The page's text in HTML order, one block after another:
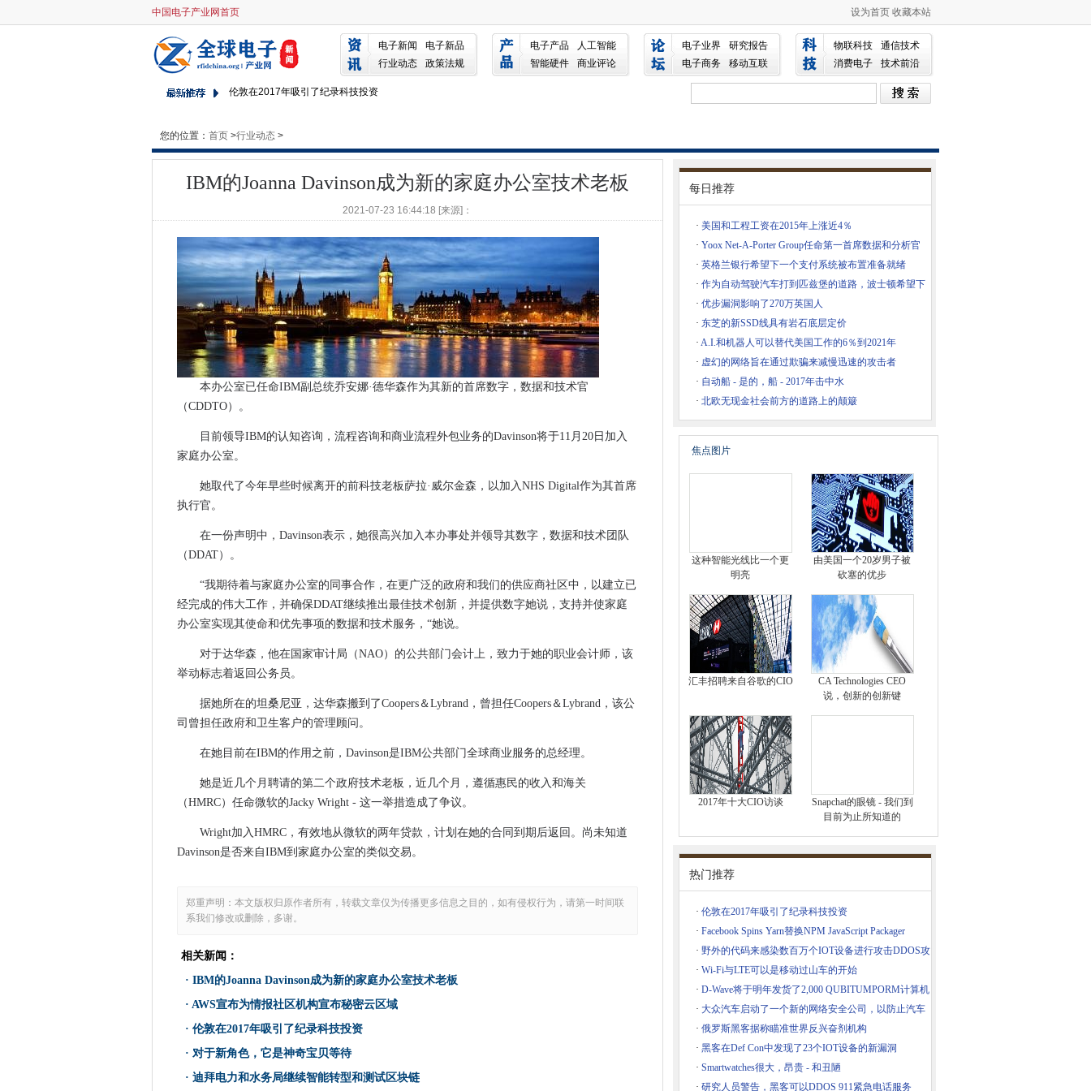
中国电子产业网首页 设为首页 收藏本站
电子新闻
电子新品
行业动态
政策法规
电子产品
人工智能
智能硬件
商业评论
电子业界
研究报告
电子商务
移动互联
物联科技
通信技术
消费电子
技术前沿
IBM的Joanna Davinson成为新的家庭办公室技术老板
这种智能光线比一个更明亮
美国和工程工资在2015年上涨近4％
伦敦在2017年吸引了纪录科技投资
由美国一个20岁男子被砍塞的优步
Facebook Spins Yarn替换NPM JavaScript Packager
伦敦在2017年吸引了纪录科技投资
Yoox Net-A-Porter Group任命第一首席数据和分析官
野外的代码来感染数百万个IOT设备进行攻击DDOS攻击
对于新角色，它是神奇宝贝等待
CA Technologies CEO说，创新的创新键
英格兰银行希望下一个支付系统被布置准备就绪
Wi-Fi与LTE可以是移动过山车的开始
迪拜电力和水务局继续智能转型和测试区块链
2017年十大CIO访谈
作为自动驾驶汽车打到匹兹堡的道路，波士顿希望下一步
法院日期为邮局会计系统试验
Snapchat的眼镜 - 我们到目前为止所知道的
优步漏洞影响了270万英国人
消费者身份管理将使业务受益
俄罗斯黑客据称瞄准世界反兴奋剂机构
A.I.和机器人可以替代美国工作的6％到2021年
黑客在Def Con中发现了23个IOT设备的新漏洞
Facebook隐私课程行动前往欧洲的顶级法院 - 有点
五年将改变我们生活的五种技术
虚幻的网络旨在通过欺骗来减慢迅速的攻击者
菲利普·哈普菲利普·利普尔（Philip Hammond）在2017年预算中为Tech承诺超过500米
遥控安全模式攻击击败Windows 10 Pass-The-Hash防御
自动船 - 是的，船 - 2017年击中水
研究人员警告，黑客可以DDOS 911紧急电话服务
电缆和电信再次使用新的IoT网络竞争对手
北欧无现金社会前方的道路上的颠簸
雅虎的“国家赞助”黑客的主张遇到怀疑论
SAP在印度打开Leonardo中心
运输研究人员获得2PB的种族对象存储
英特尔船舶399美元的航空板制作无人机，也是249美元的机器人套件
迪拜路和运输当局飞行员人工智能衡量客户幸福
您的位置： 首页 >行业动态 >
IBM的Joanna Davinson成为新的家庭办公室技术老板
2021-07-23 16:44:18 [来源]：
本办公室已任命IBM副总统乔安娜·德华森作为其新的首席数字，数据和技术官
（CDDTO）。
目前领导IBM的认知咨询，流程咨询和商业流程外包业务的Davinson将于11月20日加入
家庭办公室。
她取代了今年早些时候离开的前科技老板萨拉·威尔金森，以加入NHS Digital作为其首席
执行官。
在一份声明中，Davinson表示，她很高兴加入本办事处并领导其数字，数据和技术团队
（DDAT）。
“我期待着与家庭办公室的同事合作，在更广泛的政府和我们的供应商社区中，以建立已
经完成的伟大工作，并确保DDAT继续推出最佳技术创新，并提供数字她说，支持并使家庭
办公室实现其使命和优先事项的数据和技术服务，“她说。
对于达华森，他在国家审计局（NAO）的公共部门会计上，致力于她的职业会计师，该
举动标志着返回公务员。
据她所在的坦桑尼亚，达华森搬到了Coopers＆Lybrand，曾担任Coopers＆Lybrand，该公
司曾担任政府和卫生客户的管理顾问。
在她目前在IBM的作用之前，Davinson是IBM公共部门全球商业服务的总经理。
她是近几个月聘请的第二个政府技术老板，近几个月，遵循惠民的收入和海关
（HMRC）任命微软的Jacky Wright - 这一举措造成了争议。
Wright加入HMRC，有效地从微软的两年贷款，计划在她的合同到期后返回。尚未知道
Davinson是否来自IBM到家庭办公室的类似交易。
郑重声明：本文版权归原作者所有，转载文章仅为传播更多信息之目的，如有侵权行为，请第一时间联
系我们修改或删除，多谢。
相关新闻：
· IBM的Joanna Davinson成为新的家庭办公室技术老板
· AWS宣布为情报社区机构宣布秘密云区域
· 伦敦在2017年吸引了纪录科技投资
· 对于新角色，它是神奇宝贝等待
· 迪拜电力和水务局继续智能转型和测试区块链
每日推荐
· 美国和工程工资在2015年上涨近4％
· Yoox Net-A-Porter Group任命第一首席数据和分析官
· 英格兰银行希望下一个支付系统被布置准备就绪
· 作为自动驾驶汽车打到匹兹堡的道路，波士顿希望下
· 优步漏洞影响了270万英国人
· 东芝的新SSD线具有岩石底层定价
· A.I.和机器人可以替代美国工作的6％到2021年
· 虚幻的网络旨在通过欺骗来减慢迅速的攻击者
· 自动船 - 是的，船 - 2017年击中水
· 北欧无现金社会前方的道路上的颠簸
焦点图片
这种智能光线比一个更
明亮
由美国一个20岁男子被
砍塞的优步
汇丰招聘来自谷歌的CIO
CA Technologies CEO
说，创新的创新键
2017年十大CIO访谈
Snapchat的眼镜 - 我们到
目前为止所知道的
热门推荐
· 伦敦在2017年吸引了纪录科技投资
· Facebook Spins Yarn替换NPM JavaScript Packager
· 野外的代码来感染数百万个IOT设备进行攻击DDOS攻
击
· Wi-Fi与LTE可以是移动过山车的开始
· D-Wave将于明年发货了2,000 QUBITUMPORM计算机
· 大众汽车启动了一个新的网络安全公司，以防止汽车
· 俄罗斯黑客据称瞄准世界反兴奋剂机构
· 黑客在Def Con中发现了23个IOT设备的新漏洞
· Smartwatches很大，昂贵 - 和丑陋
· 研究人员警告，黑客可以DDOS 911紧急电话服务